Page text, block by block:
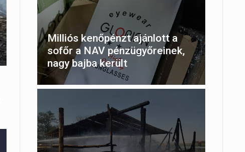
Milliós kenőpénzt ajánlott a
sofőr a NAV pénzügyőreinek,
nagy bajba került